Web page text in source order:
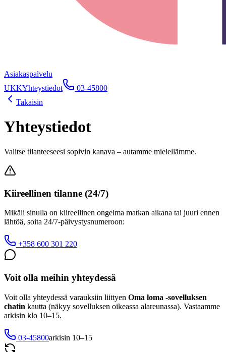
Asiakaspalvelu
UKKYhteystiedot
03-45800
Takaisin
Yhteystiedot
Valitse tilanteeseesi sopivin kanava – autamme mielellämme.
Kiireellinen tilanne (24/7)
Mikäli sinulla on kiireellinen ongelma matkan aikana tai juuri ennen
lähtöä, soita 24/7-päivystysnumeroon:
+358 600 301 220
Voit olla meihin yhteydessä
Voit olla yhteydessä varauksiin liittyen Oma loma -sovelluksen
chatin kautta (näkyy sovelluksen oikeassa alareunassa). Vastaamme
arkisin klo 10–15.
03-45800arkisin 10–15